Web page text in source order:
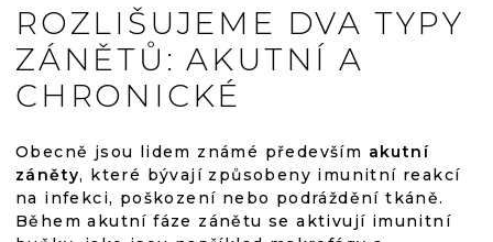
ROZLIŠUJEME DVA TYPY
ZÁNĚTŮ: AKUTNÍ A
CHRONICKÉ
Obecně jsou lidem známé především akutní
záněty, které bývají způsobeny imunitní reakcí
na infekci, poškození nebo podráždění tkáně.
Během akutní fáze zánětu se aktivují imunitní